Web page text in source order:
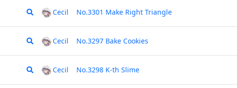
Cecil No.3301 Make Right Triangle
Cecil No.3297 Bake Cookies
Cecil No.3298 K-th Slime